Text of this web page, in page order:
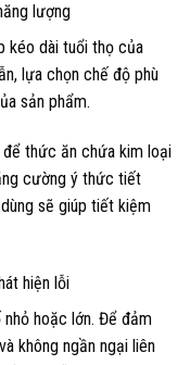
lượng
kéo dài tuổi thọ của
lựa chọn chế độ phù
sản phẩm.
để thức ăn chứa kim loại
cường ý thức tiết
sẽ giúp tiết kiệm
hiện lỗi
hoặc lớn. Để đảm
không ngần ngại liên